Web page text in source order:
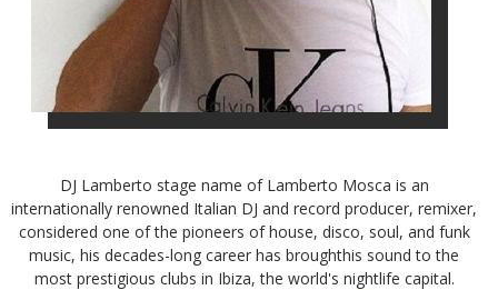
DJ Lamberto stage name of Lamberto Mosca is an
internationally renowned Italian DJ and record producer, remixer,
considered one of the pioneers of house, disco, soul, and funk
music, his decades-long career has broughthis sound to the
most prestigious clubs in Ibiza, the world's nightlife capital.